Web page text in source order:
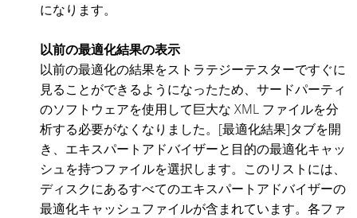
になります。
以前の最適化結果の表示
以前の最適化の結果をストラテジーテスターですぐに
見ることができるようになったため、サードパーティ
のソフトウェアを使用して巨大な XML ファイルを分
析する必要がなくなりました。[最適化結果]タブを開
き、エキスパートアドバイザーと目的の最適化キャッ
シュを持つファイルを選択します。このリストには、
ディスクにあるすべてのエキスパートアドバイザーの
最適化キャッシュファイルが含まれています。各ファ